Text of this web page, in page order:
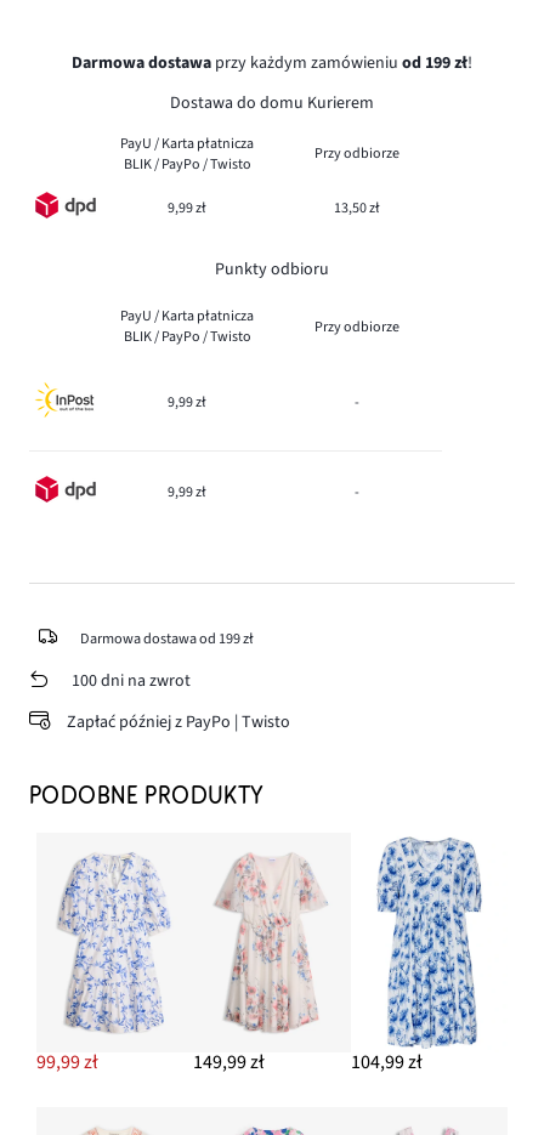
Darmowa dostawa przy każdym zamówieniu od 199 zł!
Dostawa do domu Kurierem
PayU / Karta płatnicza
BLIK / PayPo / Twisto
Przy odbiorze
9,99 zł 13,50 zł
Punkty odbioru
PayU / Karta płatnicza
BLIK / PayPo / Twisto
Przy odbiorze
9,99 zł -
9,99 zł -
Darmowa dostawa od 199 zł
100 dni na zwrot
Zapłać później z PayPo | Twisto
PODOBNE PRODUKTY
99,99 zł 149,99 zł 104,99 zł